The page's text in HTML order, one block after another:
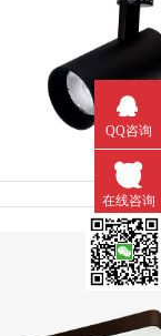
QQ咨询
在线咨询
微信扫一扫